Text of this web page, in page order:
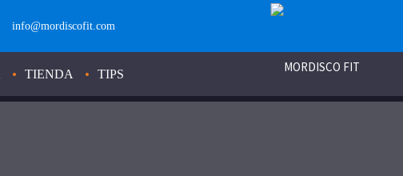
info@mordiscofit.com
TIENDA TIPS